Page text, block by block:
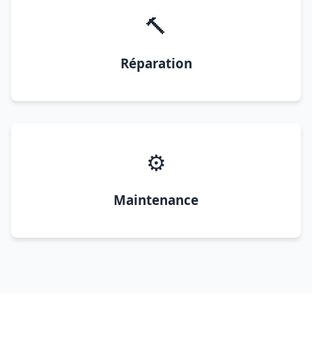
🔨
Réparation
⚙️
Maintenance